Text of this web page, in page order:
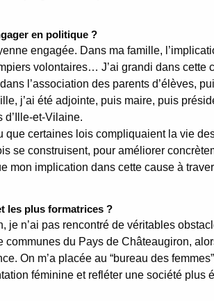
en politique ?
engagée. Dans ma famille,
volontaires… J’ai grandi dans cette
l’association des parents d’élèves,
j’ai été adjointe, puis maire, puis
que certaines lois compliquaient la vie
se construisent, pour améliorer
mon implication dans cette cause à
les plus formatrices ?
je n’ai pas rencontré de véritables
communes du Pays de Châteaugiron,
On m’a placée au “bureau des
féminine et refléter une société plus